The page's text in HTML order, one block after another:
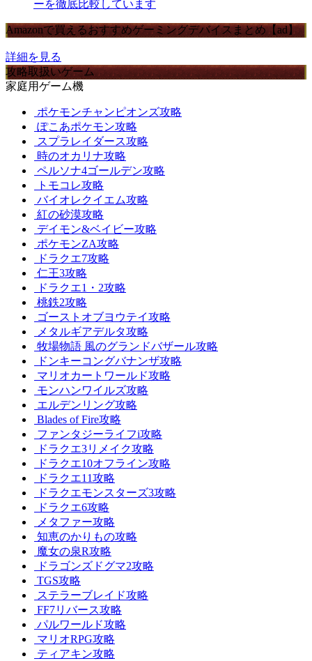
ーを徹底比較しています
Amazonで買えるおすすめゲーミングデバイスまとめ【ad】
詳細を見る
攻略取扱いゲーム
家庭用ゲーム機
ポケモンチャンピオンズ攻略
ぽこあポケモン攻略
スプラレイダース攻略
時のオカリナ攻略
ペルソナ4ゴールデン攻略
トモコレ攻略
バイオレクイエム攻略
紅の砂漠攻略
デイモン&ベイビー攻略
ポケモンZA攻略
ドラクエ7攻略
仁王3攻略
ドラクエ1・2攻略
桃鉄2攻略
ゴーストオブヨウテイ攻略
メタルギアデルタ攻略
牧場物語 風のグランドバザール攻略
ドンキーコングバナンザ攻略
マリオカートワールド攻略
モンハンワイルズ攻略
エルデンリング攻略
Blades of Fire攻略
ファンタジーライフi攻略
ドラクエ3リメイク攻略
ドラクエ10オフライン攻略
ドラクエ11攻略
ドラクエモンスターズ3攻略
ドラクエ6攻略
メタファー攻略
知恵のかりもの攻略
魔女の泉R攻略
ドラゴンズドグマ2攻略
TGS攻略
ステラーブレイド攻略
FF7リバース攻略
パルワールド攻略
マリオRPG攻略
ティアキン攻略